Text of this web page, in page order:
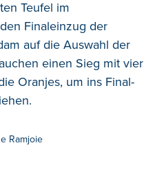
Teufel im
Finaleinzug der
auf die Auswahl der
einen Sieg mit vier
Oranjes, um ins Final-
Ramjoie